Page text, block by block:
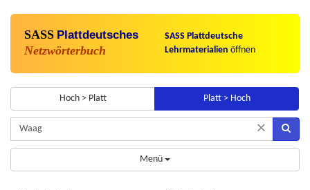
SASS Plattdeutsches
Netzwörterbuch
SASS Plattdeutsche
Lehrmaterialien öffnen
Hoch > Platt Platt > Hoch
×
Menü